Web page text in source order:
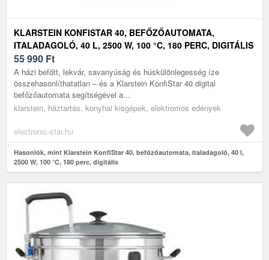
KLARSTEIN KONFISTAR 40, BEFŐZŐAUTOMATA,
ITALADAGOLÓ, 40 L, 2500 W, 100 °C, 180 PERC, DIGITÁLIS
55 990 Ft
A házi befőtt, lekvár, savanyúság és húskülönlegesség íze
összehasonlíthatatlan – és a Klarstein KonfiStar 40 digital
befőzőautomata segítségével a...
klarstein, háztartás, konyhai kisgépek, elektromos edények
electronic-star.hu
Hasonlók, mint Klarstein KonfiStar 40, befőzőautomata, italadagoló, 40 l,
2500 W, 100 °C, 180 perc, digitális